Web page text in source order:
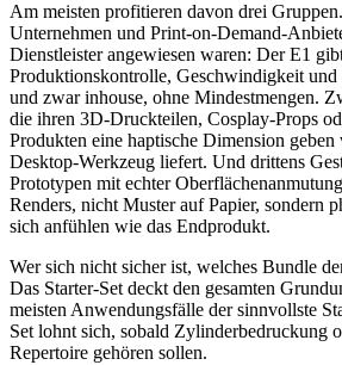
Am meisten profitieren davon drei
Unternehmen und Print-on-Demand-
Dienstleister angewiesen waren: Der E1
Produktionskontrolle, Geschwindigkeit
und zwar inhouse, ohne Mindestmengen.
die ihren 3D-Druckteilen, Cosplay-Props
Produkten eine haptische Dimension
Desktop-Werkzeug liefert. Und drittens
Prototypen mit echter
Renders, nicht Muster auf Papier, sondern
sich anfühlen wie das Endprodukt.
Wer sich nicht sicher ist, welches Bundle
Das Starter-Set deckt den gesamten
meisten Anwendungsfälle der sinnvollste
Set lohnt sich, sobald Zylinderbedruckung
Repertoire gehören sollen.